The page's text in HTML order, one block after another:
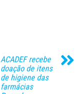
ACADEF recebe
doação de itens
de higiene das
farmácias